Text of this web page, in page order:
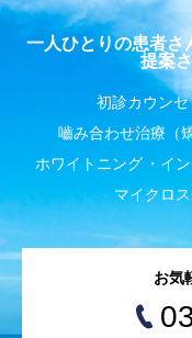
一人ひとりの患者さ
提案
初診カウン
嚙み合わせ治療（
ホワイトニング
イ
マイクロ
お気